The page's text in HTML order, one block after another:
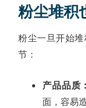
粉尘堆积
粉尘一旦开始
节：
产品品质
面，容易